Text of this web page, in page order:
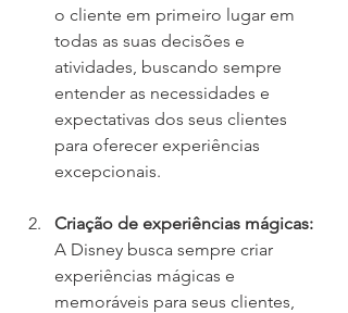
o cliente em primeiro lugar em
todas as suas decisões e
atividades, buscando sempre
entender as necessidades e
expectativas dos seus clientes
para oferecer experiências
excepcionais.
Criação de experiências mágicas:
A Disney busca sempre criar
experiências mágicas e
memoráveis para seus clientes,